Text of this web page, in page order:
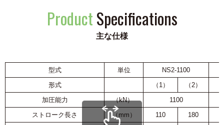
ProductSpecifications
主な仕様
型式 単位
NS2-1100
形式
（1） （2）
加圧能力
（kN）
1100
ストローク長さ
（mm） 110 180